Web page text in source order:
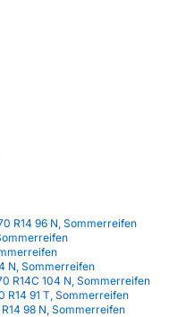
R14 96 N, Sommerreifen
N, Sommerreifen
R14C 104 N, Sommerreifen
R14 91 T, Sommerreifen
98 N, Sommerreifen